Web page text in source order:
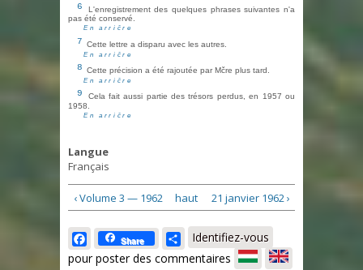
6
L'enregistrement des quelques phrases suivantes n'a
pas été conservé.
En arričre
7 Cette lettre a disparu avec les autres.
En arričre
8 Cette précision a été rajoutée par Mčre plus tard.
En arričre
9
Cela fait aussi partie des trésors perdus, en 1957 ou
1958.
En arričre
Langue
Français
‹ Volume 3 — 1962 haut 21 janvier 1962 ›
Facebook
Share Share
Identifiez-vous
pour poster des commentaires